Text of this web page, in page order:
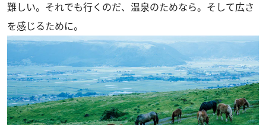
難しい。それでも行くのだ、温泉のためなら。そして広さ
を感じるために。